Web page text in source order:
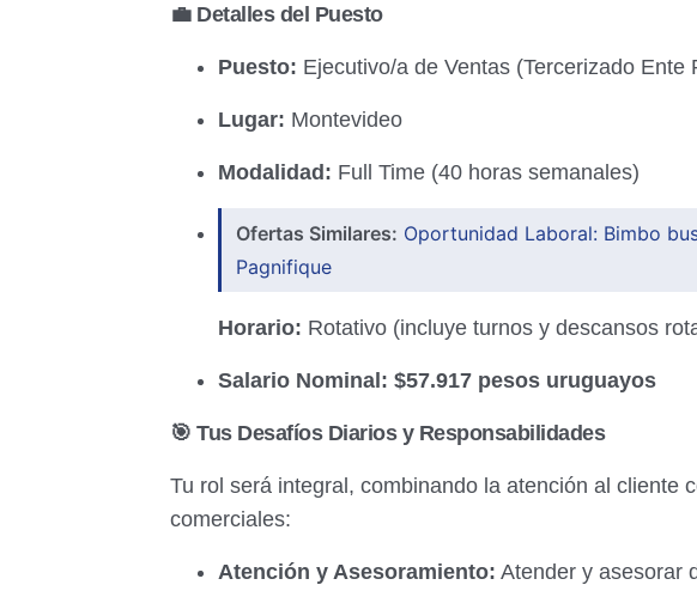
💼 Detalles del Puesto
Puesto: Ejecutivo/a de Ventas (Tercerizado
Lugar: Montevideo
Modalidad: Full Time (40 horas semanales)
Ofertas Similares: Oportunidad Laboral: Bimbo
Pagnifique
Horario: Rotativo (incluye turnos y descansos
Salario Nominal: $57.917 pesos uruguayos
🎯 Tus Desafíos Diarios y Responsabilidades
Tu rol será integral, combinando la atención al cliente
comerciales:
Atención y Asesoramiento: Atender y asesorar